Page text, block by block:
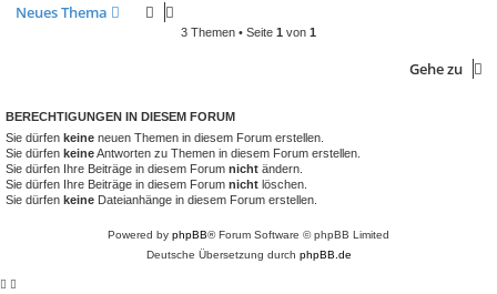
Neues Thema
3 Themen • Seite 1 von 1
Gehe zu
BERECHTIGUNGEN IN DIESEM FORUM
Sie dürfen keine neuen Themen in diesem Forum erstellen.
Sie dürfen keineAntworten zu Themen in diesem Forum erstellen.
Sie dürfen Ihre Beiträge in diesem Forum nicht ändern.
Sie dürfen Ihre Beiträge in diesem Forum nicht löschen.
Sie dürfen keine Dateianhänge in diesem Forum erstellen.
Powered by phpBB® Forum Software © phpBB Limited
Deutsche Übersetzung durch phpBB.de